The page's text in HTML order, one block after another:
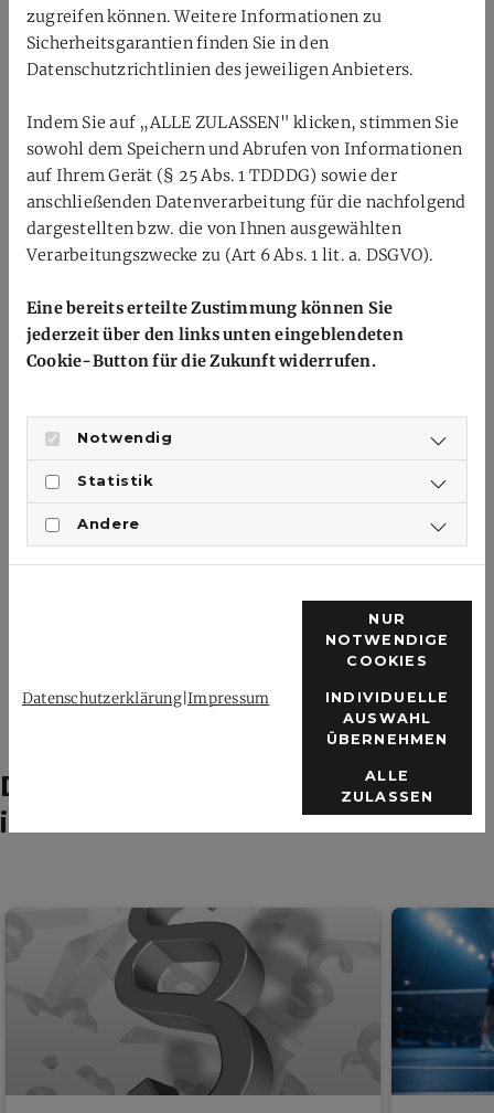
Ein Team, auf das man stolz sein kann
Diese Meisterschaft war mehr als ein Turnier – sie war ein
Zusammenhalt aufeinandertreffen. Als Verband,
Stützpunkt, Landesleistungszentrum und Eliteschule des
Sports sind wir stolz auf jede einzelne Spielerin und jeden
einzelnen Spieler.
Unser Dank gilt ebenso den Eltern für ihre Unterstützung
und den Trainerinnen und Trainern für ihren
junge Menschen solche Momente erleben dürfen.
Diese Reise geht weiter. Und sie bleibt besonders – nicht
gemeinsamen Erfahrungen und der Freude am Sport. Wir
blicken dankbar zurück und voller Motivation voraus.
Das könnte dich auch
interessieren
zugreifen können. Weitere Informationen zu
Sicherheitsgarantien finden Sie in den
Datenschutzrichtlinien des jeweiligen Anbieters.
Indem Sie auf „ALLE ZULASSEN" klicken, stimmen Sie
sowohl dem Speichern und Abrufen von Informationen
auf Ihrem Gerät (§ 25 Abs. 1 TDDDG) sowie der
anschließenden Datenverarbeitung für die nachfolgend
dargestellten bzw. die von Ihnen ausgewählten
Verarbeitungszwecke zu (Art 6 Abs. 1 lit. a. DSGVO).
Eine bereits erteilte Zustimmung können Sie
jederzeit über den links unten eingeblendeten
Cookie-Button für die Zukunft widerrufen.
Notwendig
Statistik
Andere
Datenschutzerklärung|Impressum
NUR
NOTWENDIGE
COOKIES
INDIVIDUELLE
AUSWAHL
ÜBERNEHMEN
ALLE
ZULASSEN